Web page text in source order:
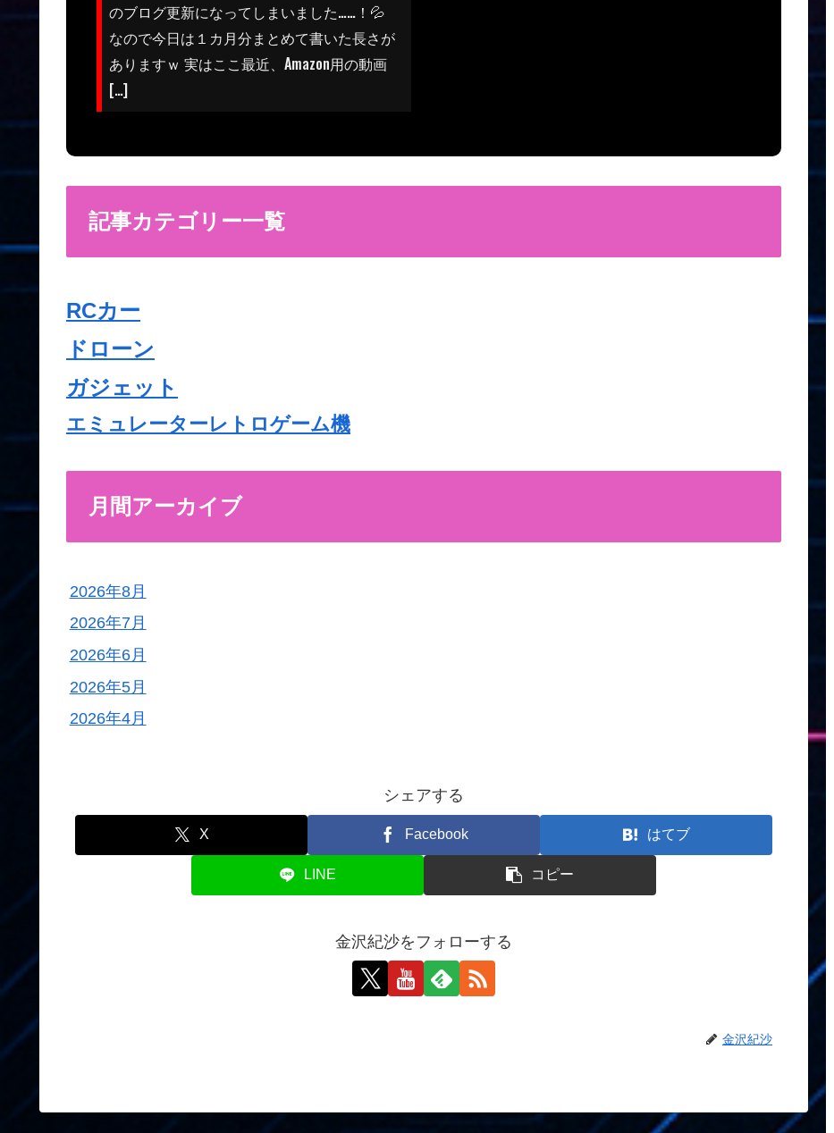
のブログ更新になってしまいました……！💦
なので今日は１カ月分まとめて書いた長さが
ありますｗ 実はここ最近、Amazon用の動画
[…]
記事カテゴリー一覧
RCカー
ドローン
ガジェット
エミュレーターレトロゲーム機
月間アーカイブ
2026年8月
2026年7月
2026年6月
2026年5月
2026年4月
シェアする
X Facebook はてブ
LINE コピー
金沢紀沙をフォローする
金沢紀沙